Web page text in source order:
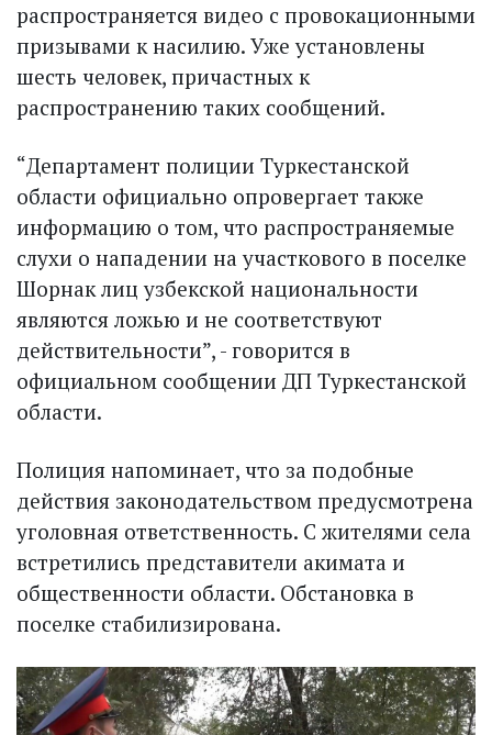
распространяется видео с провокационными
призывами к насилию. Уже установлены
шесть человек, причастных к
распространению таких сообщений.
“Департамент полиции Туркестанской
области официально опровергает также
информацию о том, что распространяемые
слухи о нападении на участкового в поселке
Шорнак лиц узбекской нацио­нальности
являются ложью и не соответствуют
действительности”, - говорится в
официальном сообщении ДП Туркестанской
области.
Полиция напоминает, что за подобные
действия законодательством предусмотрена
уголовная ответственность. С жителями села
встретились представители акимата и
общественности области. Обстановка в
поселке стабилизирована.